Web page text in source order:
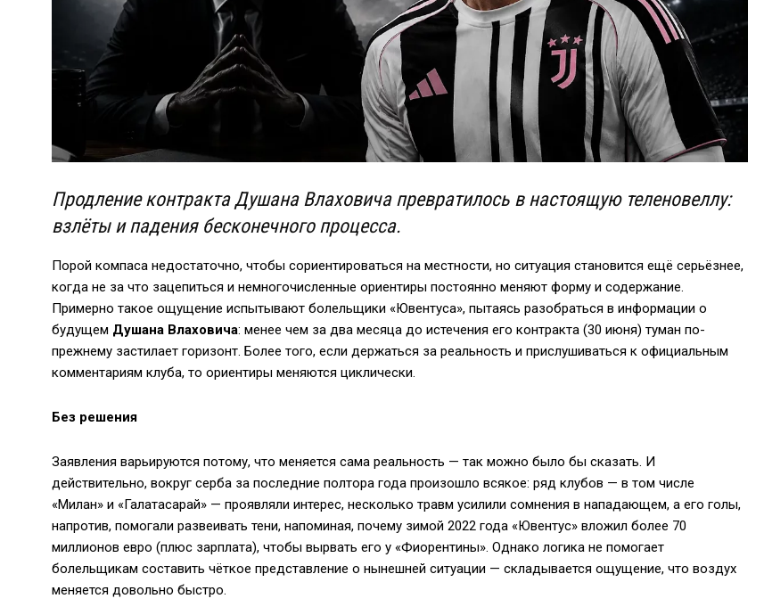
Продление контракта Душана Влаховича превратилось в настоящую теленовеллу:
взлёты и падения бесконечного процесса.
Порой компаса недостаточно, чтобы сориентироваться на местности, но ситуация становится ещё серьёзнее,
когда не за что зацепиться и немногочисленные ориентиры постоянно меняют форму и содержание.
Примерно такое ощущение испытывают болельщики «Ювентуса», пытаясь разобраться в информации о
будущем Душана Влаховича: менее чем за два месяца до истечения его контракта (30 июня) туман по-
прежнему застилает горизонт. Более того, если держаться за реальность и прислушиваться к официальным
комментариям клуба, то ориентиры меняются циклически.
Без решения
Заявления варьируются потому, что меняется сама реальность — так можно было бы сказать. И
действительно, вокруг серба за последние полтора года произошло всякое: ряд клубов — в том числе
«Милан» и «Галатасарай» — проявляли интерес, несколько травм усилили сомнения в нападающем, а его голы,
напротив, помогали развеивать тени, напоминая, почему зимой 2022 года «Ювентус» вложил более 70
миллионов евро (плюс зарплата), чтобы вырвать его у «Фиорентины». Однако логика не помогает
болельщикам составить чёткое представление о нынешней ситуации — складывается ощущение, что воздух
меняется довольно быстро.